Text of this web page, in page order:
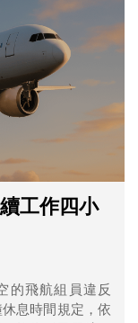
工作四小
的飛航組員違反
息時間規定，依